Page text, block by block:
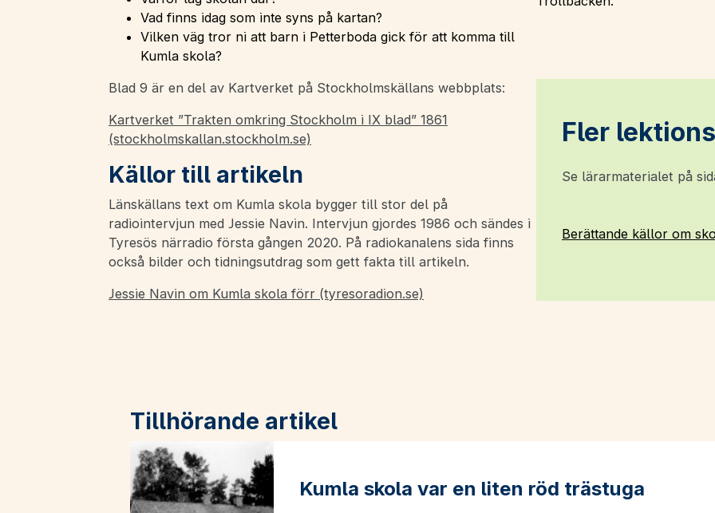
Vad finns idag som inte syns på kartan?
Vilken väg tror ni att barn i Petterboda gick för att komma till
Kumla skola?
Blad 9 är en del av Kartverket på Stockholmskällans webbplats:
Kartverket ”Trakten omkring Stockholm i IX blad” 1861
(stockholmskallan.stockholm.se)
Källor till artikeln
Länskällans text om Kumla skola bygger till stor del på
radiointervjun med Jessie Navin. Intervjun gjordes 1986 och sändes i
Tyresös närradio första gången 2020. På radiokanalens sida finns
också bilder och tidningsutdrag som gett fakta till artikeln.
Jessie Navin om Kumla skola förr (tyresoradion.se)
Fler
Se lärarmaterialet på
Berättande källor om
Tillhörande artikel
Kumla skola var en liten röd trästuga